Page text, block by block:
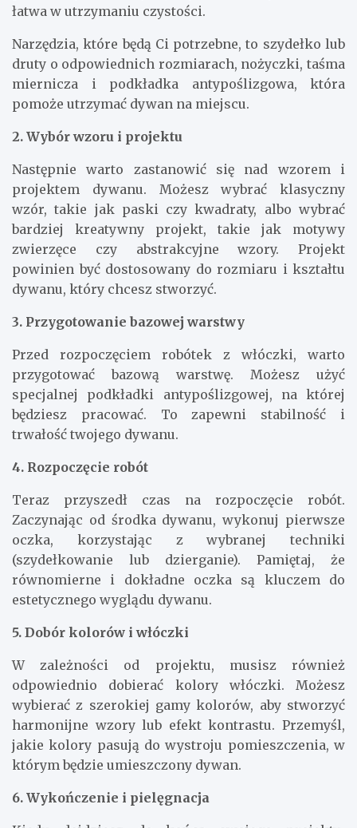
łatwa w utrzymaniu czystości.
Narzędzia, które będą Ci potrzebne, to szydełko lub
druty o odpowiednich rozmiarach, nożyczki, taśma
miernicza i podkładka antypoślizgowa, która
pomoże utrzymać dywan na miejscu.
2. Wybór wzoru i projektu
Następnie warto zastanowić się nad wzorem i
projektem dywanu. Możesz wybrać klasyczny
wzór, takie jak paski czy kwadraty, albo wybrać
bardziej kreatywny projekt, takie jak motywy
zwierzęce czy abstrakcyjne wzory. Projekt
powinien być dostosowany do rozmiaru i kształtu
dywanu, który chcesz stworzyć.
3. Przygotowanie bazowej warstwy
Przed rozpoczęciem robótek z włóczki, warto
przygotować bazową warstwę. Możesz użyć
specjalnej podkładki antypoślizgowej, na której
będziesz pracować. To zapewni stabilność i
trwałość twojego dywanu.
4. Rozpoczęcie robót
Teraz przyszedł czas na rozpoczęcie robót.
Zaczynając od środka dywanu, wykonuj pierwsze
oczka, korzystając z wybranej techniki
(szydełkowanie lub dzierganie). Pamiętaj, że
równomierne i dokładne oczka są kluczem do
estetycznego wyglądu dywanu.
5. Dobór kolorów i włóczki
W zależności od projektu, musisz również
odpowiednio dobierać kolory włóczki. Możesz
wybierać z szerokiej gamy kolorów, aby stworzyć
harmonijne wzory lub efekt kontrastu. Przemyśl,
jakie kolory pasują do wystroju pomieszczenia, w
którym będzie umieszczony dywan.
6. Wykończenie i pielęgnacja